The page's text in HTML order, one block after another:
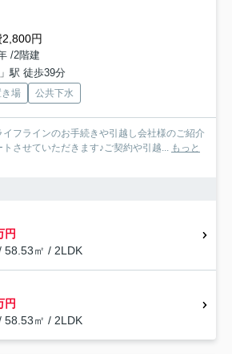
円
/2階建
駅 徒歩39分
場 公共下水
フラインのお手続きや引越し会社様のご紹介
させていただきます♪ご契約や引越... もっと
円
58.53㎡ / 2LDK
円
58.53㎡ / 2LDK